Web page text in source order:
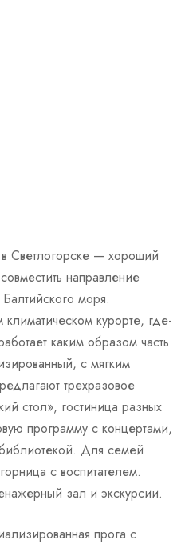
Светлогорске — хороший
направление
моря.
курорте, где-
каким образом часть
с мягким
трехразовое
стол», гостиница разных
программу с концертами,
Для семей
с воспитателем.
зал и экскурсии.
прога с